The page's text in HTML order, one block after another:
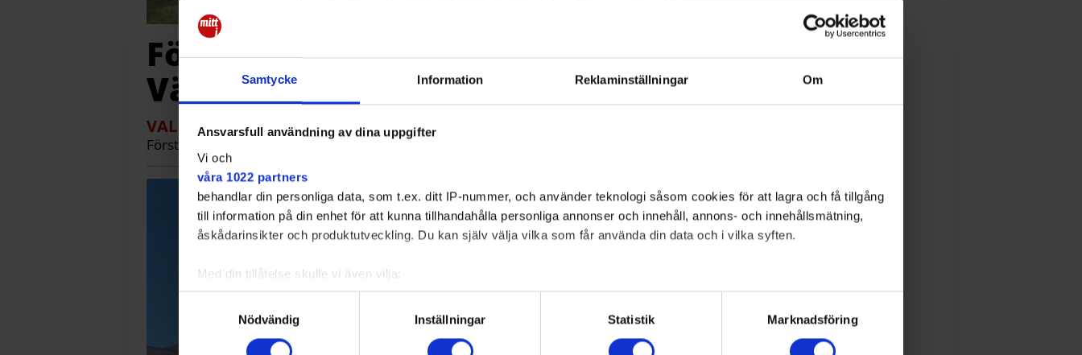
Samtycke Information Reklaminställningar Om
Ansvarsfull användning av dina uppgifter
Vi och
våra 1022 partners
behandlar din personliga data, som t.ex. ditt IP-nummer, och använder teknologi såsom cookies för att lagra och få tillgång
till information på din enhet för att kunna tillhandahålla personliga annonser och innehåll, annons- och innehållsmätning,
åskådarinsikter och produktutveckling. Du kan själv välja vilka som får använda din data och i vilka syften.
Med din tillåtelse skulle vi även vilja:
Samla in information om din geografiska plats som kan ha en noggrannhet på upp till flera meter
Identifiera din enhet genom att aktivt skanna den för specifika kännetecken (fingeravtryck)
Ta reda på mer om hur dina personliga uppgifter behandlas och ställ in dina preferenser i
Nödvändig
Inställningar Statistik Marknadsföring
Förslaget: Här kan simhallen i
Västerhaninge byggas
VAL
Styret går vidare med planerna ✔ C: "De har ingen annan möjlighet" ✔
Första spadtaget 2027